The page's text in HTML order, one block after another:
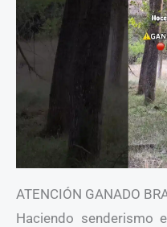
ATENCIÓN GANADO
Haciendo senderismo